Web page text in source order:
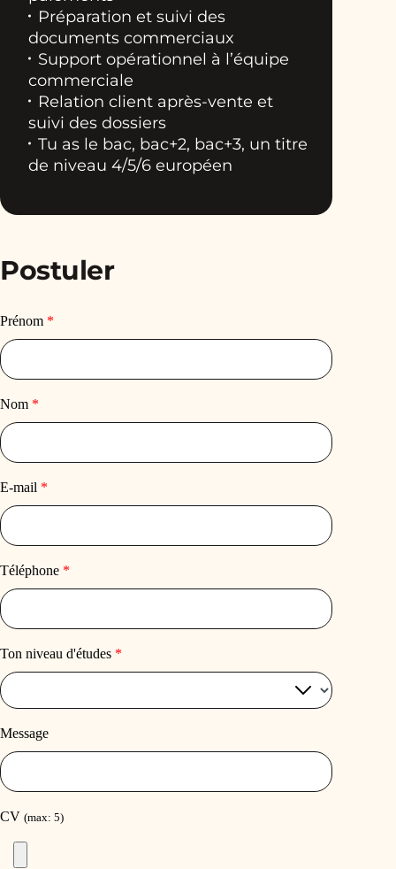
Préparation et suivi des
documents commerciaux
Support opérationnel à l’équipe
commerciale
Relation client après-vente et
suivi des dossiers
Tu as le bac, bac+2, bac+3, un titre
de niveau 4/5/6 européen
Postuler